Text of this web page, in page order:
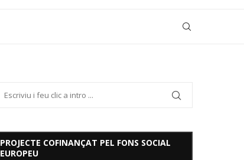
PROJECTE COFINANÇAT PEL FONS SOCIAL
EUROPEU